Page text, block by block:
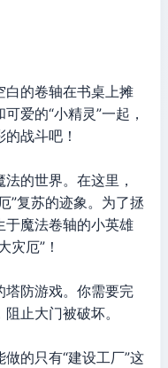
白的卷轴在书桌上摊
爱的“小精灵”一起，
战斗吧！
的世界。在这里，
”复苏的迹象。为了拯
于魔法卷轴的小英雄
灾厄”！
塔防游戏。你需要完
止大门被破坏。
的只有“建设工厂”这